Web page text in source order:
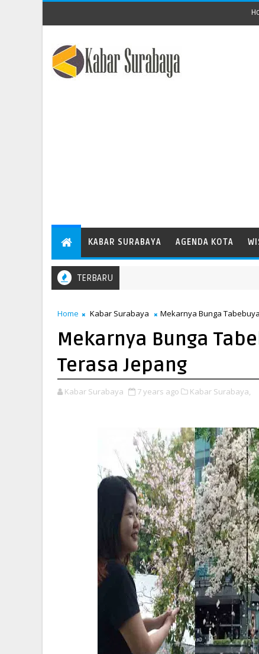
KABAR SURABAYA AGENDA KOTA
TERBARU
Home Kabar Surabaya Mekarnya Bunga
Mekarnya Bunga
Terasa Jepang
Kabar Surabaya 7 years ago Kabar Surabaya,